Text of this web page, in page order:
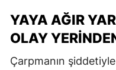
YAYA AĞIR
OLAY
Çarpmanın